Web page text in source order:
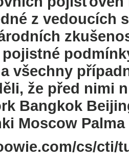
z vedoucích
všechny
že před nimi
Bangkok
Moscow
cs/cti/